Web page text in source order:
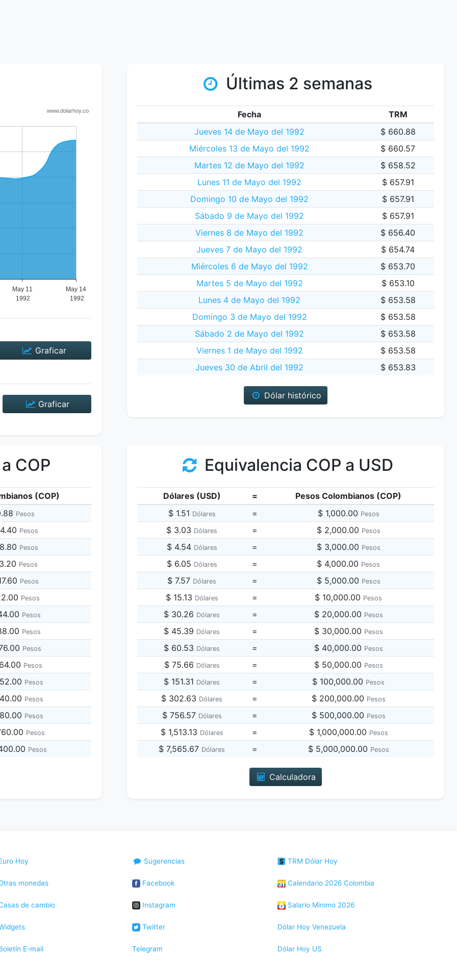
Graficar
Graficar
Últimas 2 semanas
Fecha
TRM
Jueves 14 de Mayo del 1992
$ 660.88
Miércoles 13 de Mayo del 1992
$ 660.57
Martes 12 de Mayo del 1992
$ 658.52
Lunes 11 de Mayo del 1992
$ 657.91
Domingo 10 de Mayo del 1992
$ 657.91
Sábado 9 de Mayo del 1992
$ 657.91
Viernes 8 de Mayo del 1992
$ 656.40
Jueves 7 de Mayo del 1992
$ 654.74
Miércoles 6 de Mayo del 1992
$ 653.70
Martes 5 de Mayo del 1992
$ 653.10
Lunes 4 de Mayo del 1992
$ 653.58
Domingo 3 de Mayo del 1992
$ 653.58
Sábado 2 de Mayo del 1992
$ 653.58
Viernes 1 de Mayo del 1992
$ 653.58
Jueves 30 de Abril del 1992
$ 653.83
Dólar histórico
COP
(COP)
Pesos
Pesos
Pesos
Pesos
Pesos
Pesos
Pesos
Pesos
Pesos
Pesos
Pesos
Pesos
Pesos
Pesos
Pesos
Equivalencia COP a USD
Dólares (USD) =
Pesos Colombianos (COP)
$ 1.51 Dólares = $ 1,000.00 Pesos
$ 3.03 Dólares = $ 2,000.00 Pesos
$ 4.54 Dólares = $ 3,000.00 Pesos
$ 6.05 Dólares = $ 4,000.00 Pesos
$ 7.57 Dólares = $ 5,000.00 Pesos
$ 15.13 Dólares = $ 10,000.00 Pesos
$ 30.26 Dólares = $ 20,000.00 Pesos
$ 45.39 Dólares = $ 30,000.00 Pesos
$ 60.53 Dólares = $ 40,000.00 Pesos
$ 75.66 Dólares = $ 50,000.00 Pesos
$ 151.31 Dólares = $ 100,000.00 Pesos
$ 302.63 Dólares = $ 200,000.00 Pesos
$ 756.57 Dólares = $ 500,000.00 Pesos
$ 1,513.13 Dólares = $ 1,000,000.00 Pesos
$ 7,565.67 Dólares = $ 5,000,000.00 Pesos
Calculadora
Hoy
monedas
de cambio
E-mail
Sugerencias
Facebook
Instagram
Twitter
Telegram
TRM Dólar Hoy
Calendario 2026 Colombia
Salario Mínimo 2026
Dólar Hoy Venezuela
Dólar Hoy US